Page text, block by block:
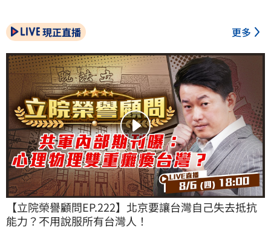
現正直播 更多
【立院榮譽顧問EP.222】北京要讓台灣自己失去抵抗
能力？不用說服所有台灣人！